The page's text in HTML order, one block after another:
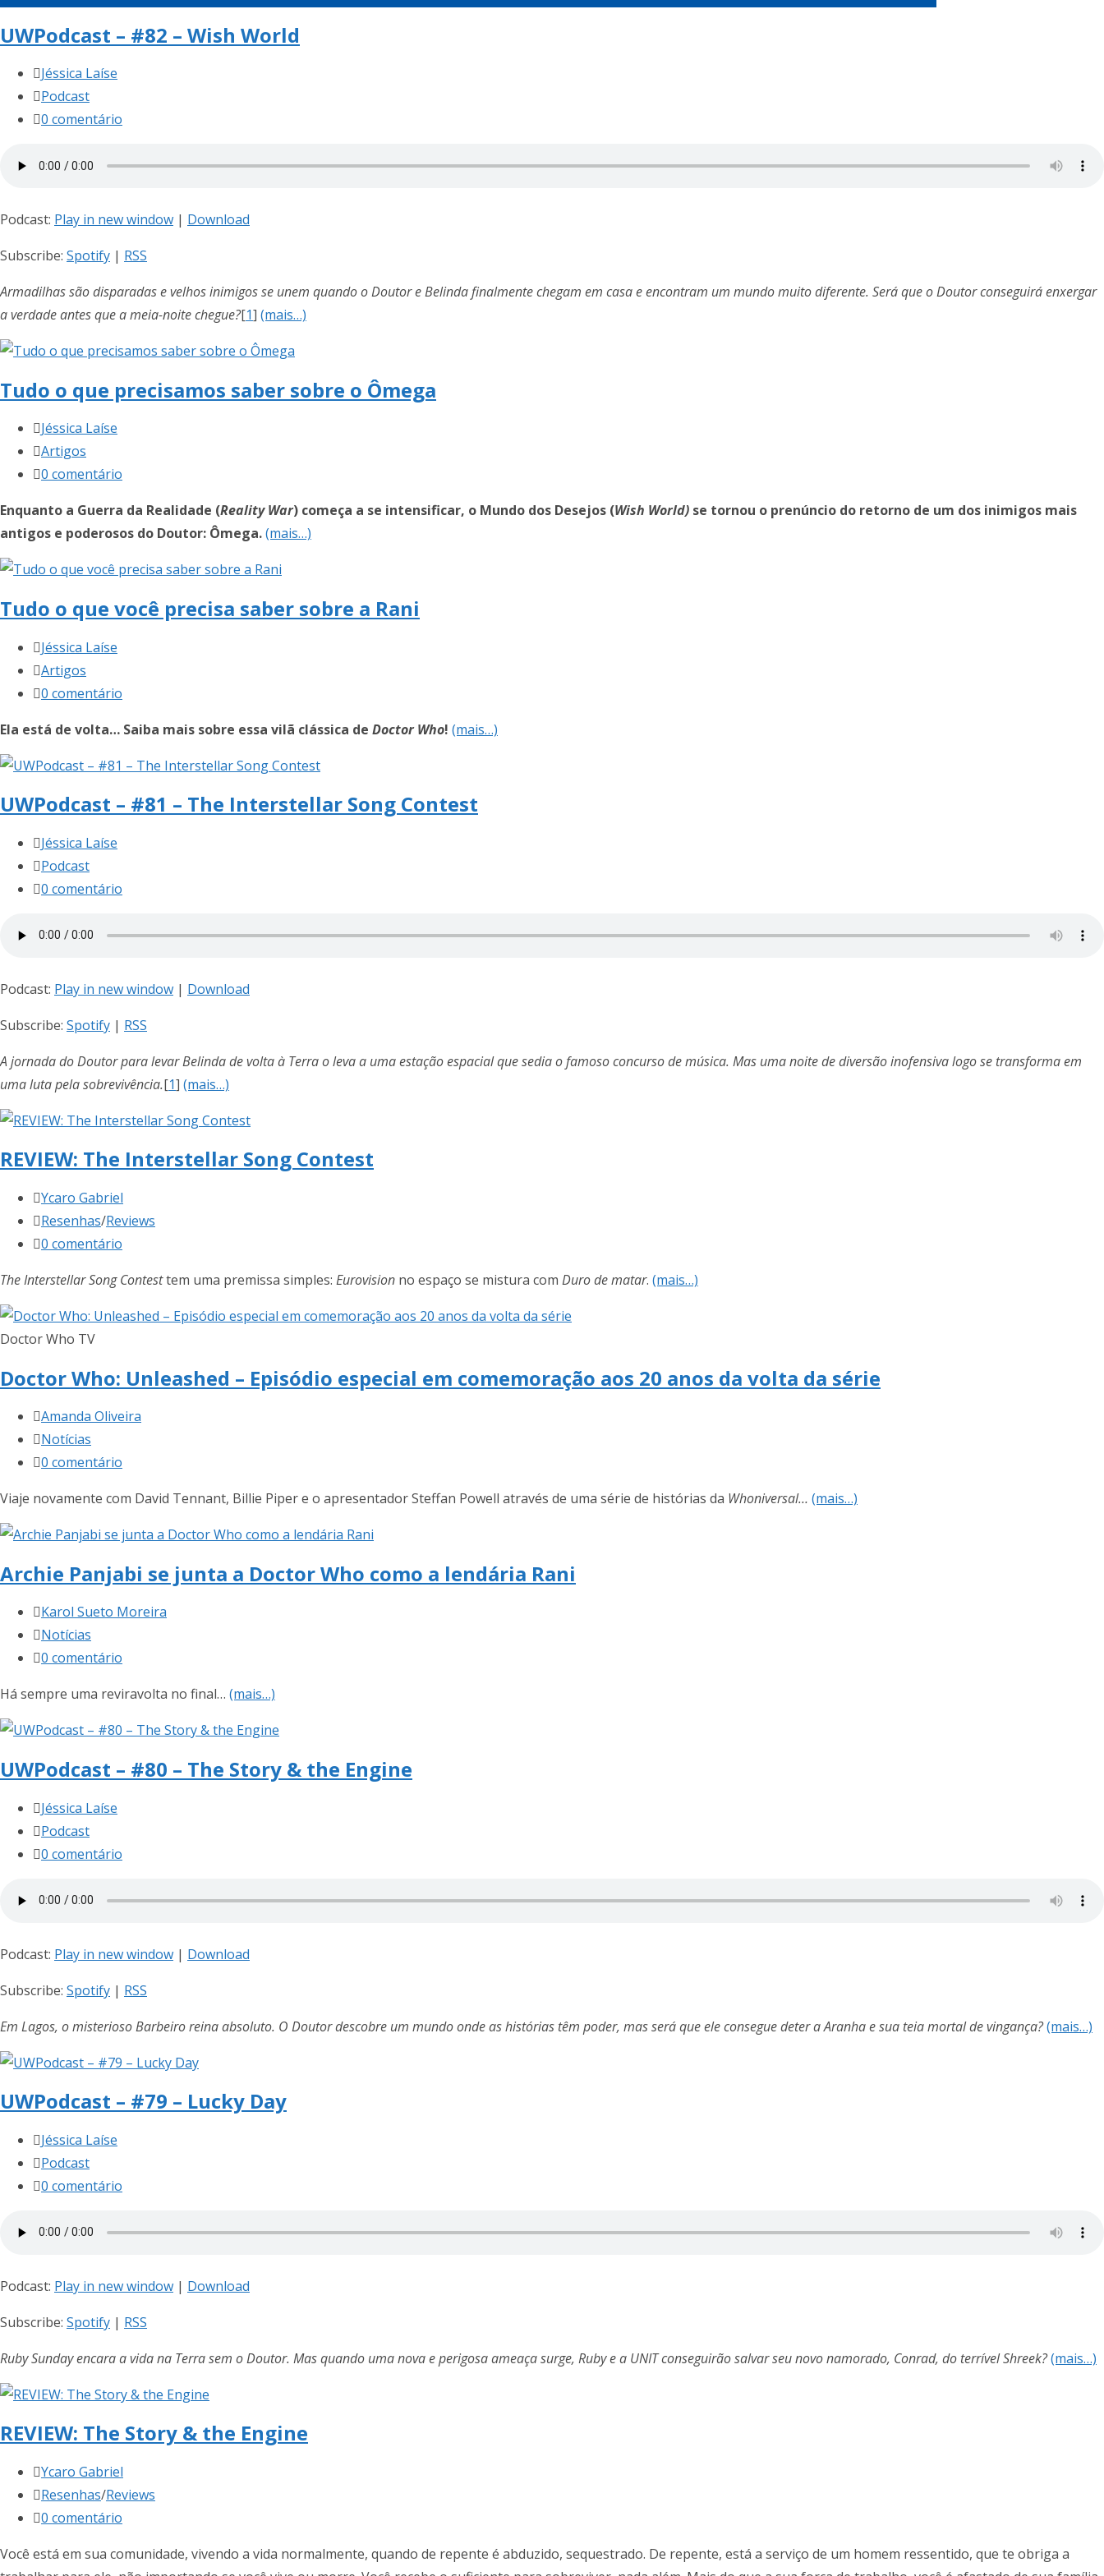
UWPodcast – #82 – Wish World
Autor
do
post:
Jéssica Laíse
Categoria
do
Podcast
Comentários
post:
0 comentário
Podcast: Play in new window | Download
Subscribe: Spotify | RSS
Armadilhas são disparadas e velhos inimigos se unem quando o Doutor e Belinda finalmente chegam em casa e encontram um mundo muito diferente. Será que o Doutor conseguirá enxergar
a verdade antes que a meia-noite chegue?[1] (mais…)
Tudo o que precisamos saber sobre o Ômega
Autor
do
post:
Jéssica Laíse
Categoria
do
Artigos
Comentários
post:
0 comentário
Enquanto a Guerra da Realidade (Reality War) começa a se intensificar, o Mundo dos Desejos (Wish World) se tornou o prenúncio do retorno de um dos inimigos mais
antigos e poderosos do Doutor: Ômega.(mais…)
Tudo o que você precisa saber sobre a Rani
Autor
do
post:
Jéssica Laíse
Categoria
do
Artigos
Comentários
post:
0 comentário
Ela está de volta… Saiba mais sobre essa vilã clássica de Doctor Who! (mais…)
UWPodcast – #81 – The Interstellar Song Contest
Autor
do
post:
Jéssica Laíse
Categoria
do
Podcast
Comentários
post:
0 comentário
Podcast: Play in new window | Download
Subscribe: Spotify | RSS
A jornada do Doutor para levar Belinda de volta à Terra o leva a uma estação espacial que sedia o famoso concurso de música. Mas uma noite de diversão inofensiva logo se transforma em
uma luta pela sobrevivência.[1] (mais…)
REVIEW: The Interstellar Song Contest
Autor
do
post:
Ycaro Gabriel
Categoria
do
Resenhas/Reviews
Comentários
post:
0 comentário
The Interstellar Song Contesttem uma premissa simples: Eurovision no espaço se mistura com Duro de matar. (mais…)
Doctor Who TV
Doctor Who: Unleashed – Episódio especial em comemoração aos 20 anos da volta da série
Autor
do
post:
Amanda Oliveira
Categoria
do
Notícias
Comentários
post:
0 comentário
Viaje novamente com David Tennant, Billie Piper e o apresentador Steffan Powell através de uma série de histórias da Whoniversal… (mais…)
Archie Panjabi se junta a Doctor Who como a lendária Rani
Autor
do
post:
Karol Sueto Moreira
Categoria
do
Notícias
Comentários
post:
0 comentário
Há sempre uma reviravolta no final… (mais…)
UWPodcast – #80 – The Story & the Engine
Autor
do
post:
Jéssica Laíse
Categoria
do
Podcast
Comentários
post:
0 comentário
Podcast: Play in new window | Download
Subscribe: Spotify | RSS
Em Lagos, o misterioso Barbeiro reina absoluto. O Doutor descobre um mundo onde as histórias têm poder, mas será que ele consegue deter a Aranha e sua teia mortal de vingança?(mais…)
UWPodcast – #79 – Lucky Day
Autor
do
post:
Jéssica Laíse
Categoria
do
Podcast
Comentários
post:
0 comentário
Podcast: Play in new window | Download
Subscribe: Spotify | RSS
Ruby Sunday encara a vida na Terra sem o Doutor. Mas quando uma nova e perigosa ameaça surge, Ruby e a UNIT conseguirão salvar seu novo namorado, Conrad, do terrível Shreek?(mais…)
REVIEW: The Story & the Engine
Autor
do
post:
Ycaro Gabriel
Categoria
do
Resenhas/Reviews
Comentários
post:
0 comentário
Você está em sua comunidade, vivendo a vida normalmente, quando de repente é abduzido, sequestrado. De repente, está a serviço de um homem ressentido, que te obriga a